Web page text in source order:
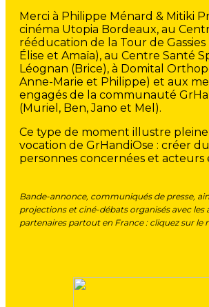
Merci à Philippe Ménard & Mitiki
cinéma Utopia Bordeaux, au
rééducation de la Tour de
Élise et Amaïa), au Centre Santé
Léognan (Brice), à Domital
Anne-Marie et Philippe) et aux
engagés de la communauté
(Muriel, Ben, Jano et Mel).
Ce type de moment illustre
vocation de GrHandiOse : créer
personnes concernées et acteurs
Bande-annonce, communiqués de presse,
projections et ciné-débats organisés avec les
partenaires partout en France : cliquez sur le